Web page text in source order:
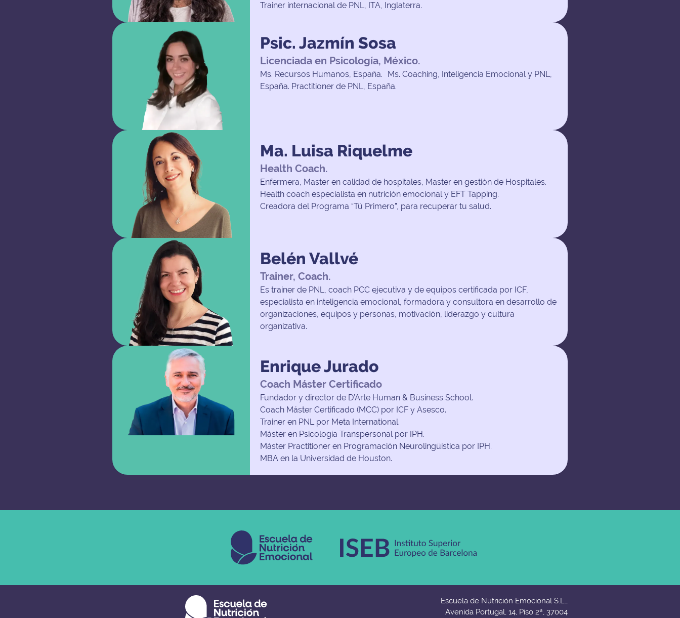
Trainer internacional de PNL, ITA, Inglaterra.
Psic. Jazmín Sosa
Licenciada en Psicología, México.
Ms. Recursos Humanos, España. Ms. Coaching, Inteligencia Emocional y PNL,
España. Practitioner de PNL, España.
Ma. Luisa Riquelme
Health Coach.
Enfermera, Master en calidad de hospitales, Master en gestión de Hospitales.
Health coach especialista en nutrición emocional y EFT Tapping.
Creadora del Programa “Tú Primero”, para recuperar tu salud.
Belén Vallvé
Trainer, Coach.
Es trainer de PNL, coach PCC ejecutiva y de equipos certificada por ICF,
especialista en inteligencia emocional, formadora y consultora en desarrollo de
organizaciones, equipos y personas, motivación, liderazgo y cultura
organizativa.
Enrique Jurado
Coach Máster Certificado
Fundador y director de D’Arte Human & Business School.
Coach Máster Certificado (MCC) por ICF y Asesco.
Trainer en PNL por Meta International.
Máster en Psicología Transpersonal por IPH.
Máster Practitioner en Programación Neurolingüística por IPH.
MBA en la Universidad de Houston.
Escuela de Nutrición Emocional S.L.,
Avenida Portugal, 14, Piso 2ª, 37004